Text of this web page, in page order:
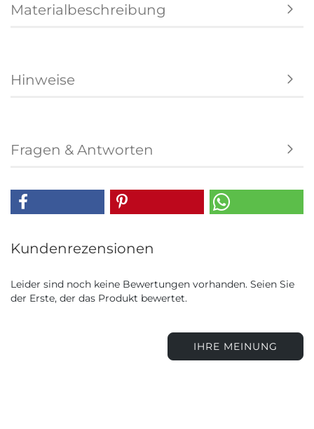
Materialbeschreibung
Hinweise
Fragen & Antworten
Kundenrezensionen
Leider sind noch keine Bewertungen vorhanden. Seien Sie
der Erste, der das Produkt bewertet.
IHRE MEINUNG